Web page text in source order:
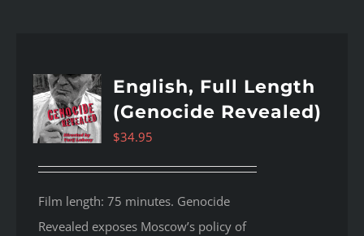
English, Full Length
(Genocide Revealed)
$34.95
Film length: 75 minutes. Genocide
Revealed exposes Moscow’s policy of